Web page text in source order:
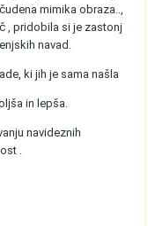
mimika obraza..,
, pridobila si je zastonj
navad.
ki jih je sama našla
in lepša.
navideznih
.